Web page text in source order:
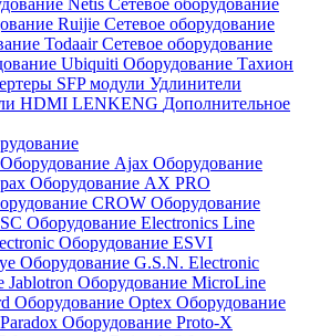
Ruijie Сетевое оборудование
TodaairСетевое оборудование
Ubiquiti Оборудование Тахион
SFP модули Удлинители
HDMI LENKENG Дополнительное
Оборудование Ajax Оборудование
Оборудование AX PRO
CROW Оборудование
Оборудование Electronics Line
Оборудование ESVI
Оборудование G.S.N. Electronic
Jablotron Оборудование MicroLine
Оборудование Optex Оборудование
Оборудование Proto-X